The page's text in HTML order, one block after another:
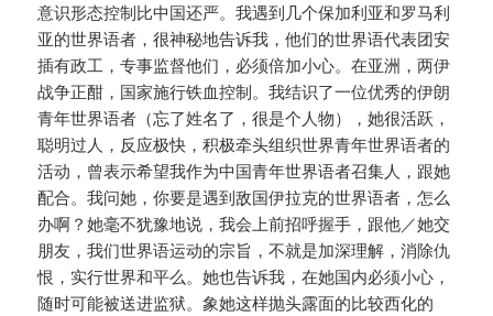
意识形态控制比中国还严。我遇到几个保加利亚和罗马利
亚的世界语者，很神秘地告诉我，他们的世界语代表团安
插有政工，专事监督他们，必须倍加小心。在亚洲，两伊
战争正酣，国家施行铁血控制。我结识了一位优秀的伊朗
青年世界语者（忘了姓名了，很是个人物），她很活跃，
聪明过人，反应极快，积极牵头组织世界青年世界语者的
活动，曾表示希望我作为中国青年世界语者召集人，跟她
配合。我问她，你要是遇到敌国伊拉克的世界语者，怎么
办啊？她毫不犹豫地说，我会上前招呼握手，跟他／她交
朋友，我们世界语运动的宗旨，不就是加深理解，消除仇
恨，实行世界和平么。她也告诉我，在她国内必须小心，
随时可能被送进监狱。象她这样抛头露面的比较西化的